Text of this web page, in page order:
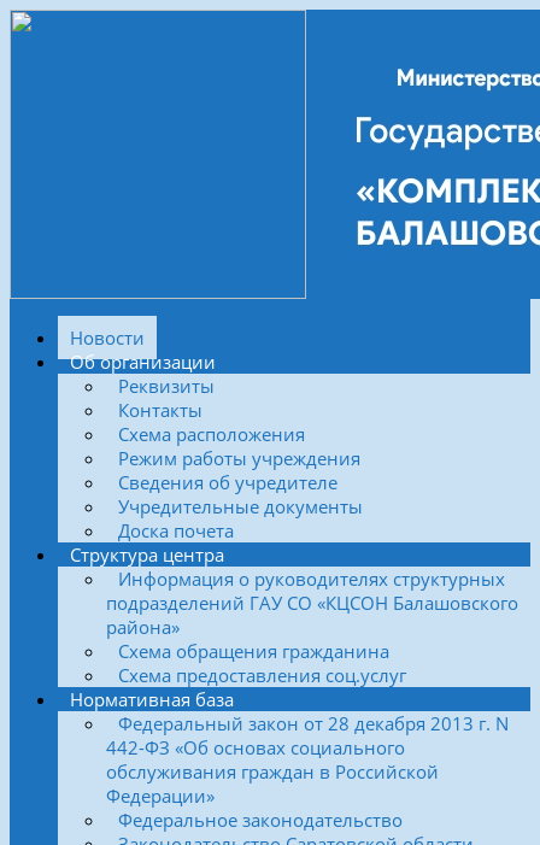
Новости
Об организации
Реквизиты
Контакты
Схема расположения
Режим работы учреждения
Сведения об учредителе
Учредительные документы
Доска почета
Структура центра
Информация о руководителях структурных
подразделений ГАУ СО «КЦСОН Балашовского
района»
Схема обращения гражданина
Схема предоставления соц.услуг
Нормативная база
Федеральный закон от 28 декабря 2013 г. N
442-ФЗ «Об основах социального
обслуживания граждан в Российской
Федерации»
Федеральное законодательство